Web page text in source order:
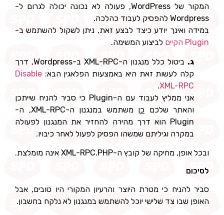
המקור של WordPress, פעולה לא נכונה יכולה לגרום ל-
Wordpress להפסיק לעבוד כהלכה.
במידה ואינך יודע כיצד לבצע זאת, ניתן לשקול להשתמש ב-
Plugin הקיים
לביצוע המשימה.
ג.
ביטול כלל מנגנון ה-XML-RPC ב-Wordpress, דרך
קלה לעשות זאת היא באמצעות הפלאגין הבא: Disable
XML-RPC
.
אני ממליץ לעבוד עם ה-Plugin כי סביר להניח שייתכן
והאתר שלכם כן
משתמש במנגנון ה-XML-RPC, ה-
Plugin הוא דרך מהירה להחזיר את המנגנון לפעולה
במקרה וגיליתם שמשהו הפסיק לפעול לאחר כיבויו.
ובכל אופן, מחיקה של קובץ ה-XML-RPC.PHP אינה מומלצת.
לסיכום
סביר להניח כי מטרת היוצר והרעיון המקורי היו טובים, אבל
האופן שבו צד שלישי יוכל להשתמש במנגנון לא נלקח בחשבון.